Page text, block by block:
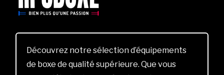
Découvrez notre sélection d’équipements
de boxe de qualité supérieure. Que vous